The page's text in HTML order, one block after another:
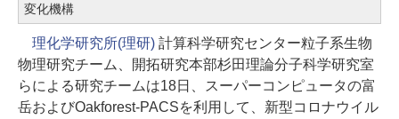
変化機構
理化学研究所(理研)計算科学研究センター粒子系生物
物理研究チーム、開拓研究本部杉田理論分子科学研究室
らによる研究チームは18日、スーパーコンピュータの富
岳およびOakforest-PACSを利用して、新型コロナウイル